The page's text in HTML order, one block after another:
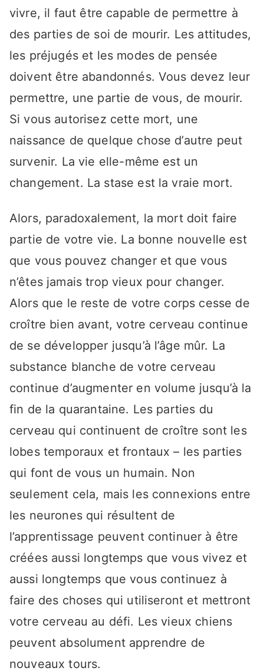
vivre, il faut être capable de permettre à
des parties de soi de mourir. Les attitudes,
les préjugés et les modes de pensée
doivent être abandonnés. Vous devez leur
permettre, une partie de vous, de mourir.
Si vous autorisez cette mort, une
naissance de quelque chose d’autre peut
survenir. La vie elle-même est un
changement. La stase est la vraie mort.
Alors, paradoxalement, la mort doit faire
partie de votre vie. La bonne nouvelle est
que vous pouvez changer et que vous
n’êtes jamais trop vieux pour changer.
Alors que le reste de votre corps cesse de
croître bien avant, votre cerveau continue
de se développer jusqu’à l’âge mûr. La
substance blanche de votre cerveau
continue d’augmenter en volume jusqu’à la
fin de la quarantaine. Les parties du
cerveau qui continuent de croître sont les
lobes temporaux et frontaux – les parties
qui font de vous un humain. Non
seulement cela, mais les connexions entre
les neurones qui résultent de
l’apprentissage peuvent continuer à être
créées aussi longtemps que vous vivez et
aussi longtemps que vous continuez à
faire des choses qui utiliseront et mettront
votre cerveau au défi. Les vieux chiens
peuvent absolument apprendre de
nouveaux tours.